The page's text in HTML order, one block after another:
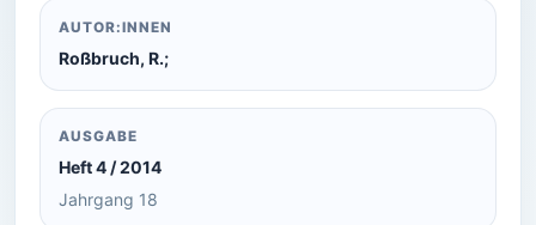
AUTOR:INNEN
Roßbruch, R.;
AUSGABE
Heft 4 / 2014
Jahrgang 18